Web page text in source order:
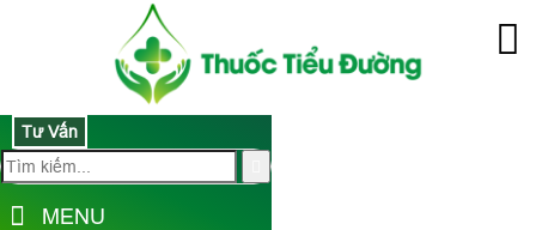
Tư Vấn
MENU